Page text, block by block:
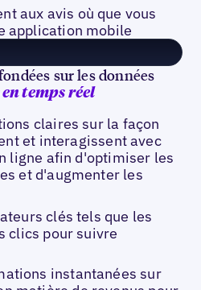
aux avis où que vous
application mobile
sur les données
temps réel
claires sur la façon
et interagissent avec
ligne afin d'optimiser les
et d'augmenter les
clés tels que les
clics pour suivre
instantanées sur